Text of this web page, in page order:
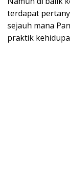
terdapat
sejauh mana
praktik